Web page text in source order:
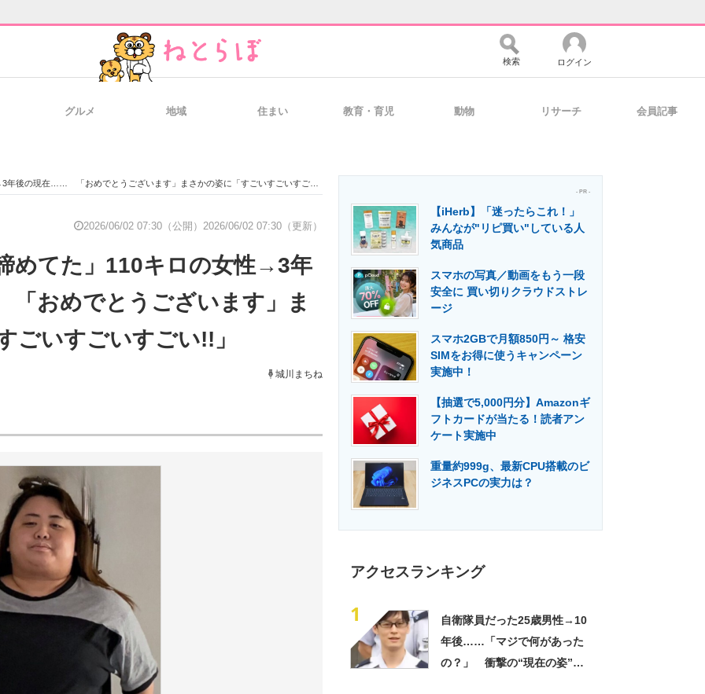
経営リーダーのコミュニティ マーケ×ITの今がよく分かる
製造業のIT導入・活用を支援
エネルギーの専門メディア 建設×テクノロジーの最前線
検索 ログイン
グルメ 地域 住まい 教育・育児 動物 リサーチ 会員記事
後の現在…… 「おめでとうございます」まさかの姿に「すごいすごいすごい!!」
2026/06/02 07:30（公開） 2026/06/02 07:30（更新）
めてた」110キロの女性→3年
おめでとうございます」ま
ごいすごいすごい!!」
城川まちね
- PR -
【iHerb】「迷ったらこれ！」
みんなが"リピ買い"している人
気商品
スマホの写真／動画をもう一段
安全に 買い切りクラウドストレ
ージ
スマホ2GBで月額850円～ 格安
SIMをお得に使うキャンペーン
実施中！
【抽選で5,000円分】Amazonギ
フトカードが当たる！読者アン
ケート実施中
重量約999g、最新CPU搭載のビ
ジネスPCの実力は？
アクセスランキング
1
自衛隊員だった25歳男性→10
年後……「マジで何があった
の？」 衝撃の“現在の姿”が